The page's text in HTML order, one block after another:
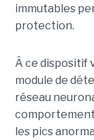
immutables
protection.
À ce dispositif
module de
réseau
les pics